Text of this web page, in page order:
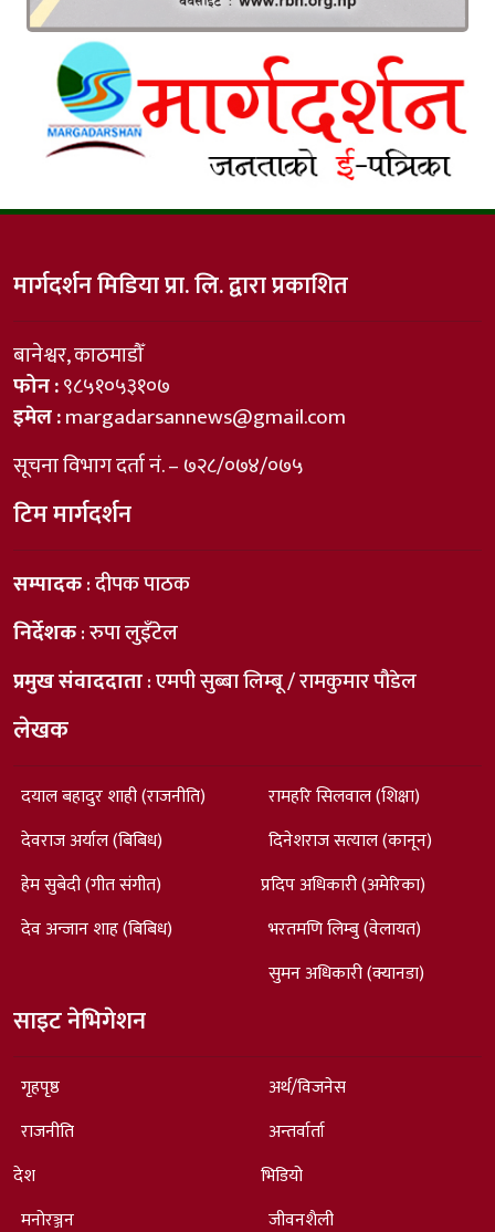
मार्गदर्शन मिडिया प्रा. लि. द्वारा प्रकाशित
बानेश्वर, काठमाडौँ
फोन :९८५१०५३१०७
इमेल :margadarsannews@gmail.com
सूचना विभाग दर्ता नं. – ७२८/०७४/०७५
टिम मार्गदर्शन
सम्पादक: दीपक पाठक
निर्देशक: रुपा लुइँटेल
प्रमुख संवाददाता: एमपी सुब्बा लिम्बू / रामकुमार पौडेल
लेखक
दयाल बहादुर शाही (राजनीति)
देवराज अर्याल (बिबिध)
हेम सुबेदी (गीत संगीत)
देव अन्जान शाह (बिबिध)
रामहरि सिलवाल (शिक्षा)
दिनेशराज सत्याल (कानून)
प्रदिप अधिकारी (अमेरिका)
भरतमणि लिम्बु (वेलायत)
सुमन अधिकारी (क्यानडा)
साइट नेभिगेशन
गृहपृष्ठ
राजनीति
देश
मनोरञ्जन
अर्थ/विजनेस
अन्तर्वार्ता
भिडियो
जीवनशैली